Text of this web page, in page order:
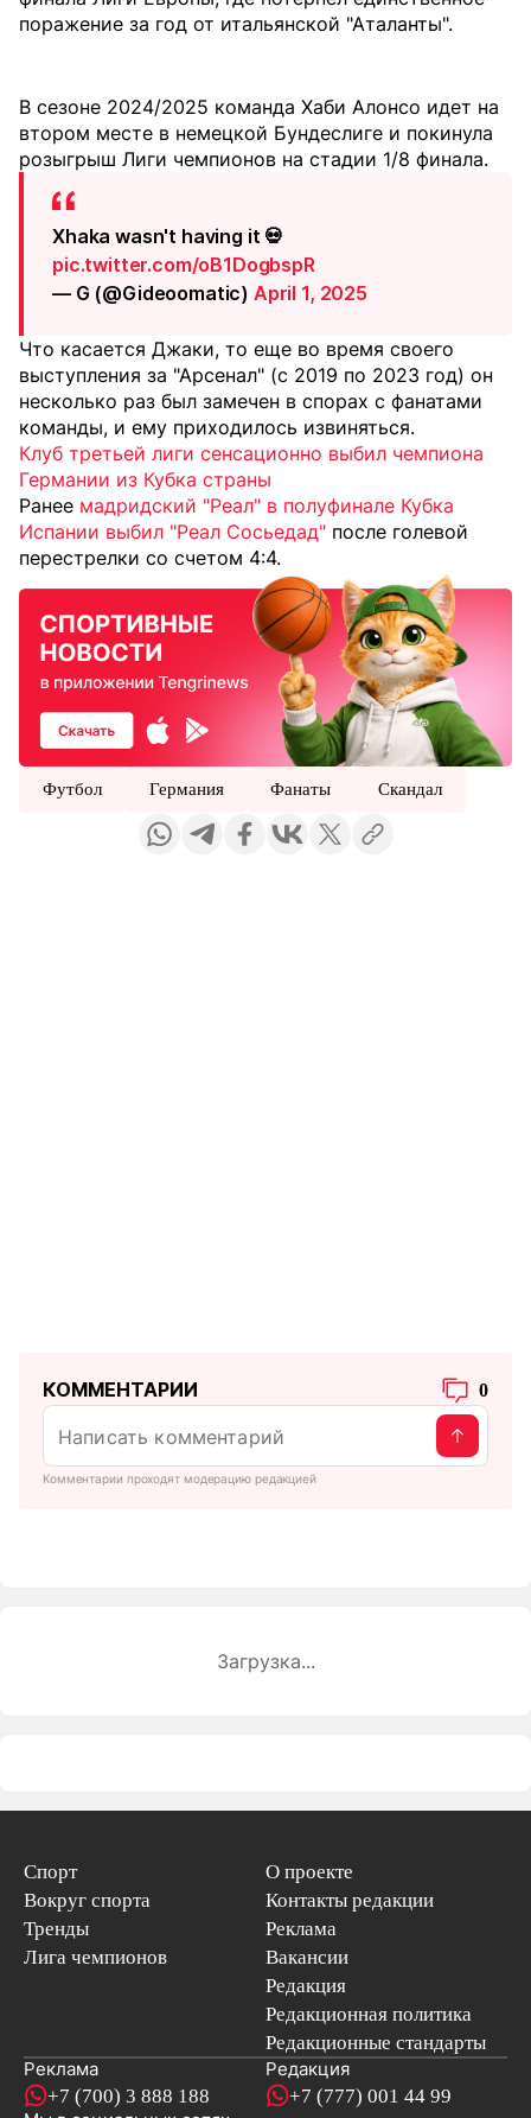
поражение за год от итальянской "Аталанты".
В сезоне 2024/2025 команда Хаби Алонсо идет на
втором месте в немецкой Бундеслиге и покинула
розыгрыш Лиги чемпионов на стадии 1/8 финала.
Xhaka wasn't having it 💀
pic.twitter.com/oB1DogbspR
— G (@Gideoomatic) April 1, 2025
Что касается Джаки, то еще во время своего
выступления за "Арсенал" (с 2019 по 2023 год) он
несколько раз был замечен в спорах с фанатами
команды, и ему приходилось извиняться.
Клуб третьей лиги сенсационно выбил чемпиона
Германии из Кубка страны
Ранее мадридский "Реал" в полуфинале Кубка
Испании выбил "Реал Сосьедад" после голевой
перестрелки со счетом 4:4.
Футбол Германия Фанаты Скандал
КОММЕНТАРИИ 0
Комментарии проходят модерацию редакцией
Загрузка...
Спорт
Вокруг спорта
Тренды
Лига чемпионов
О проекте
Контакты редакции
Реклама
Вакансии
Редакция
Редакционная политика
Редакционные стандарты
Реклама
+7 (700) 3 888 188
Редакция
+7 (777) 001 44 99